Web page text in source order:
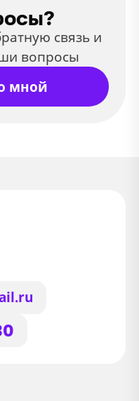
связь и
вопросы
мной
Cookie